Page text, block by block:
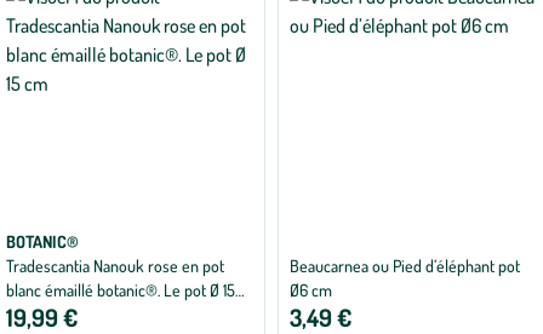
BOTANIC®
Tradescantia Nanouk rose en pot
blanc émaillé botanic®. Le pot Ø 15
cm
19,99 €
Beaucarnea ou Pied d’éléphant pot
Ø6 cm
3,49 €